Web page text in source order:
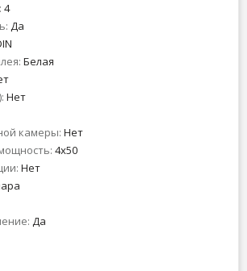
4
Да
Белая
Нет
камеры: Нет
4x50
Нет
Да